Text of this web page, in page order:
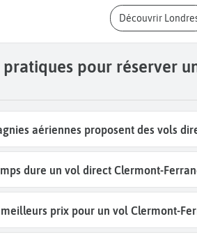
Découvrir
pour réserver
aériennes proposent des vols
dure un vol direct Clermont-
prix pour un vol Clermont-